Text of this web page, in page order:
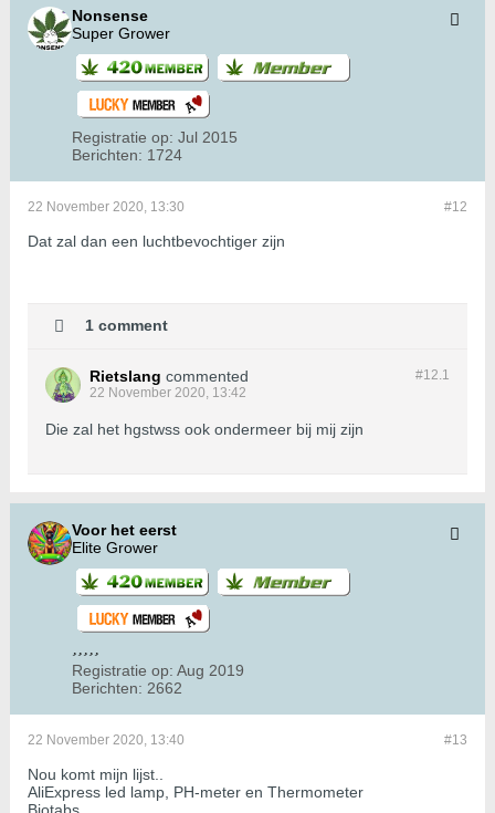
Nonsense
Super Grower
Registratie op: Jul 2015
Berichten: 1724
#12
22 November 2020, 13:30
Dat zal dan een luchtbevochtiger zijn
1 comment
#12.1
Rietslang commented
22 November 2020, 13:42
Die zal het hgstwss ook ondermeer bij mij zijn
Voor het eerst
Elite Grower
Registratie op: Aug 2019
Berichten: 2662
#13
22 November 2020, 13:40
Nou komt mijn lijst..
AliExpress led lamp, PH-meter en Thermometer